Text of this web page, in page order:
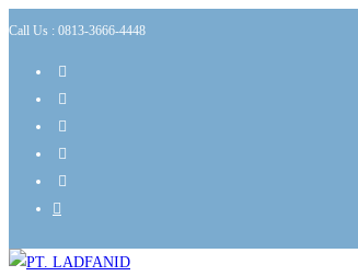
Call Us : 0813-3666-4448